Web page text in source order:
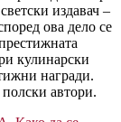
издавач –
ова дело се
кулинарски
награди.
автори.